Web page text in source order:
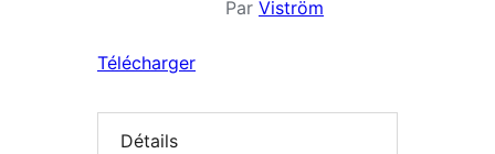
Par Viström
Télécharger
Détails